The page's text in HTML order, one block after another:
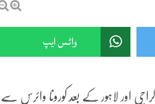
واٹس ایپ
اور لاہور کے بعد کورونا وائرس سے